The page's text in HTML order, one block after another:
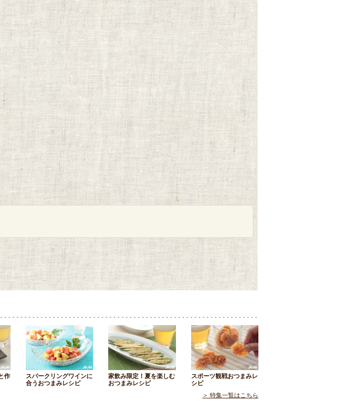
作
スパークリングワインに
合うおつまみレシピ
家飲み限定！夏を楽しむ
おつまみレシピ
スポーツ観戦おつまみレ
シピ
＞ 特集一覧はこちら